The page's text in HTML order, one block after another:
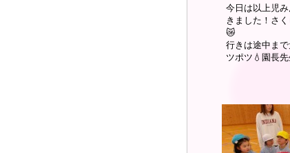
今日は以上児
きました！さ
😿
行きは途中ま
ツポツ💧園長